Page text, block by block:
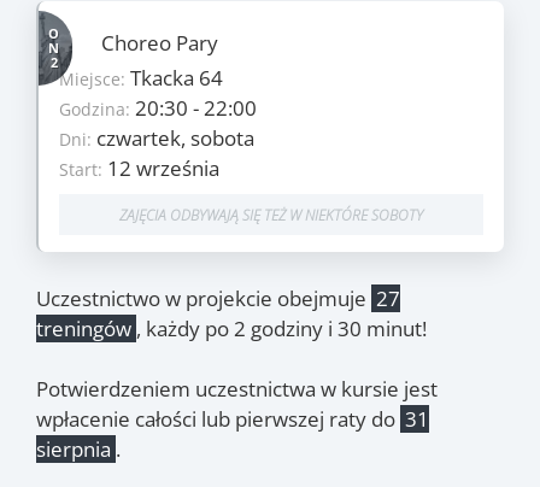
Choreo Pary
Miejsce: Tkacka 64
Godzina: 20:30 - 22:00
Dni: czwartek, sobota
Start: 12 września
ZAJĘCIA ODBYWAJĄ SIĘ TEŻ W NIEKTÓRE SOBOTY
Szczegóły
Ilość zajęć: 28
Cena: 1400 PLN/os
Dni: czwartek, sobota
Start: 12 września
3.10(czw.), 10.10(czw.), 17.10(czw.) ,
24.10(czw.), 7.11(czw.), 14.11 (czw.),
12.12(czw.), 19.12(czw.), 9.01(czw.),
16.01(czw.), 18.01(sob.), 23.01(czw.),
25.01 (sob.)
Uczestnictwo w projekcie obejmuje 27
treningów , każdy po 2 godziny i 30 minut!
Potwierdzeniem uczestnictwa w kursie jest
wpłacenie całości lub pierwszej raty do 31
sierpnia .